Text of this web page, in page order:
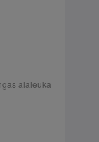
alaleuka